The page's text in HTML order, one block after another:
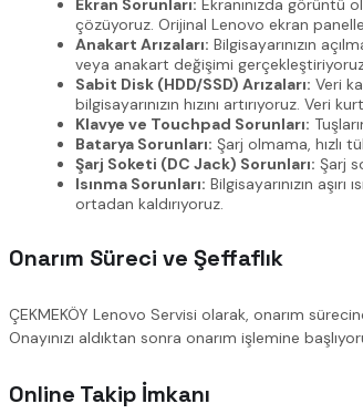
çözüyoruz. Orijinal Lenovo ekran
Anakart Arızaları: Bilgisayarınızın
veya anakart değişimi
Sabit Disk (HDD/SSD) Arızaları: Veri
bilgisayarınızın hızını artırıyoruz.
Klavye ve Touchpad Sorunları:
Batarya Sorunları: Şarj olmama, hızlı
Şarj Soketi (DC Jack) Sorunları: Şarj
Isınma Sorunları: Bilgisayarınızın
ortadan kaldırıyoruz.
Onarım Süreci ve Şeffaflık
ÇEKMEKÖY Lenovo Servisi olarak, onarım
Onayınızı aldıktan sonra onarım işlemine
Online Takip İmkanı